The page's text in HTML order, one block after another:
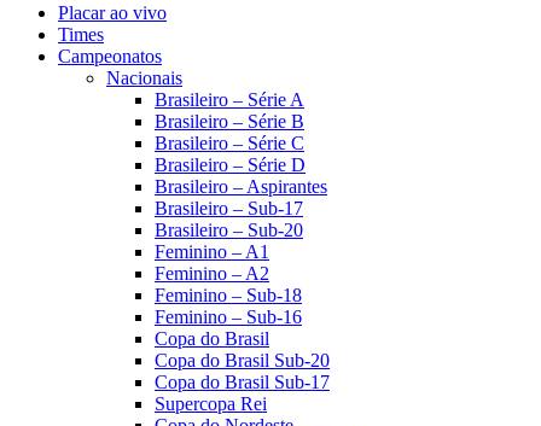
Placar ao vivo
Times
Campeonatos
Nacionais
Brasileiro – Série A
Brasileiro – Série B
Brasileiro – Série C
Brasileiro – Série D
Brasileiro – Aspirantes
Brasileiro – Sub-17
Brasileiro – Sub-20
Feminino – A1
Feminino – A2
Feminino – Sub-18
Feminino – Sub-16
Copa do Brasil
Copa do Brasil Sub-20
Copa do Brasil Sub-17
Supercopa Rei